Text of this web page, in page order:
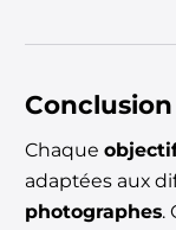
Conclusion
Chaque
adaptées aux
photographes.